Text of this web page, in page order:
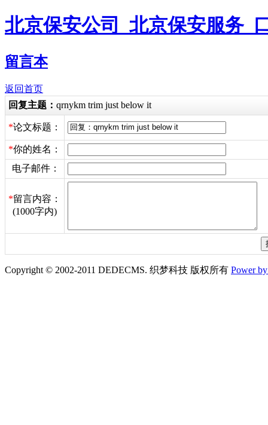
北京保安公司_北京保安服务_
留言本
返回首页
回复主题： qrnykm trim just below it
*论文标题：
*你的姓名：
电子邮件：
*留言内容：
(1000字内)
Copyright © 2002-2011 DEDECMS. 织梦科技 版权所有 Power